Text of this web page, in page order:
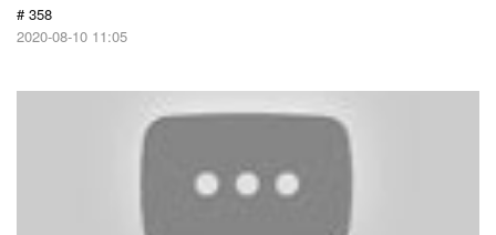
# 358
2020-08-10 11:05